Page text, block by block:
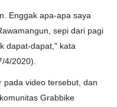
Enggak apa-apa saya
sepi dari pagi
dapat-dapat," kata
4/2020).
pada video tersebut, dan
Grabbike